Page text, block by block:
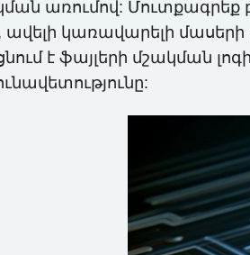
առումով: Մուտքագրեք
ավելի կառավարելի
է ֆայլերի մշակման